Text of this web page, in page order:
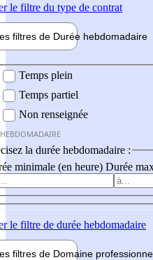
le filtre du type de contrat
filtres de Durée hebdomadaire
Temps plein
Temps partiel
Non renseignée
la durée hebdomadaire :
minimale (en heure) Durée
le filtre de durée hebdomadaire
filtres de Domaine pro